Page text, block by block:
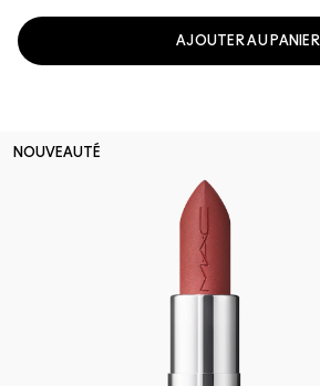
AJOUTER AU PANIER
NOUVEAUTÉ